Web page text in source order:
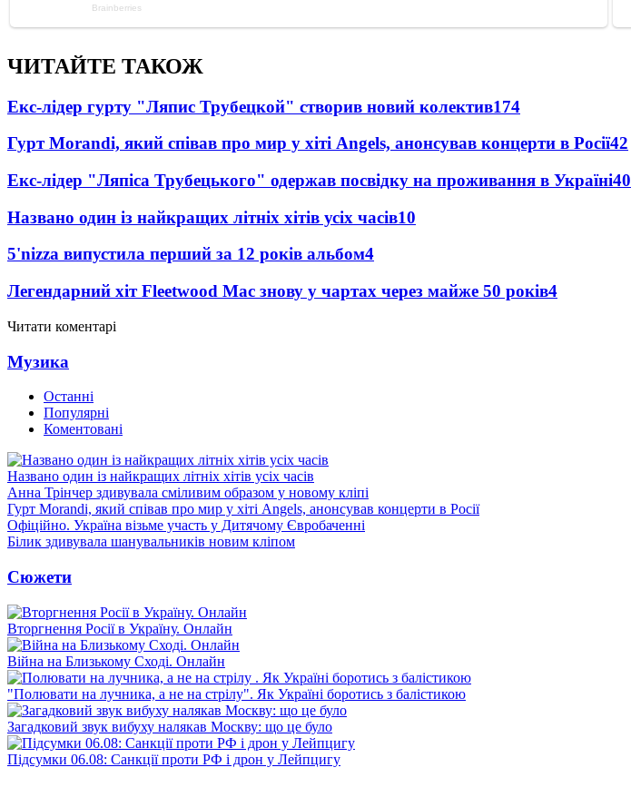
ЧИТАЙТЕ ТАКОЖ
Екс-лідер гурту "Ляпис Трубецкой" створив новий колектив174
Гурт Morandi, який співав про мир у хіті Angels, анонсував концерти в Росії42
Екс-лідер "Ляпіса Трубецького" одержав посвідку на проживання в Україні40
Названо один із найкращих літніх хітів усіх часів10
5'nizza випустила перший за 12 років альбом4
Легендарний хіт Fleetwood Mac знову у чартах через майже 50 років4
Читати коментарі
Музика
Останні
Популярні
Коментовані
Названо один із найкращих літніх хітів усіх часів
Анна Трінчер здивувала сміливим образом у новому кліпі
Гурт Morandi, який співав про мир у хіті Angels, анонсував концерти в Росії
Офіційно. Україна візьме участь у Дитячому Євробаченні
Білик здивувала шанувальників новим кліпом
Сюжети
Вторгнення Росії в Україну. Онлайн
Війна на Близькому Сході. Онлайн
"Полювати на лучника, а не на стрілу". Як Україні боротись з балістикою
Загадковий звук вибуху налякав Москву: що це було
Підсумки 06.08: Санкції проти РФ і дрон у Лейпцигу